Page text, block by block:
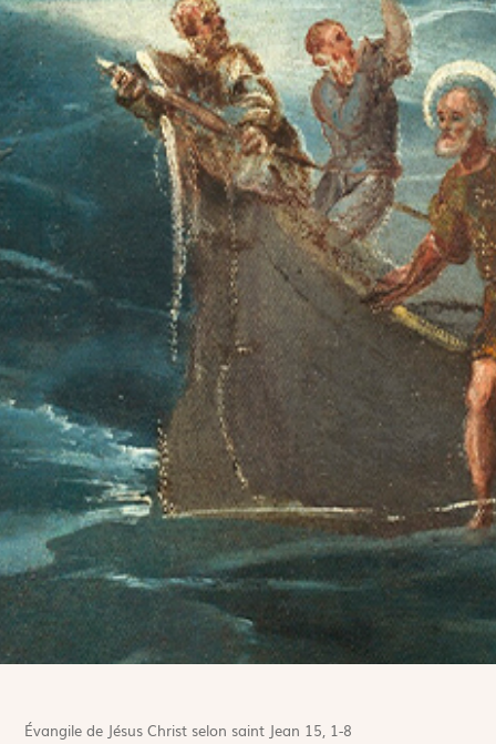
Évangile de Jésus Christ selon saint Jean 15, 1-8